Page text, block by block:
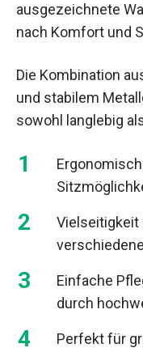
ausgezeichnete
nach Komfort und
Die Kombination
und stabilem
sowohl langlebig
Vielseitigkeit
Einfache
durch
Perfekt für